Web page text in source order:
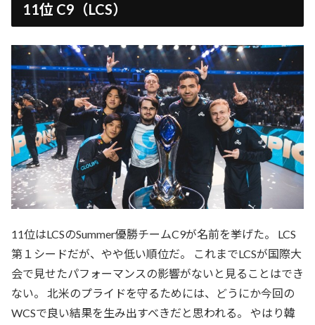
11位 C9（LCS）
11位はLCSのSummer優勝チームC9が名前を挙げた。 LCS
第１シードだが、やや低い順位だ。 これまでLCSが国際大
会で見せたパフォーマンスの影響がないと見ることはでき
ない。 北米のプライドを守るためには、どうにか今回の
WCSで良い結果を生み出すべきだと思われる。 やはり韓